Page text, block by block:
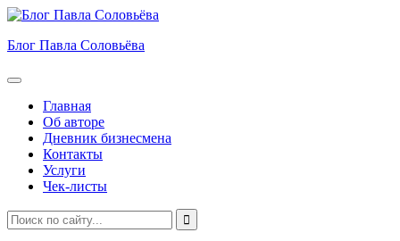
Блог Павла Соловьёва
Меню
Главная
Об авторе
Дневник бизнесмена
Контакты
Услуги
Чек-листы